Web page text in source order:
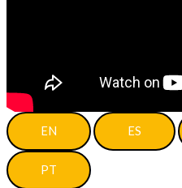
EN ES
PT